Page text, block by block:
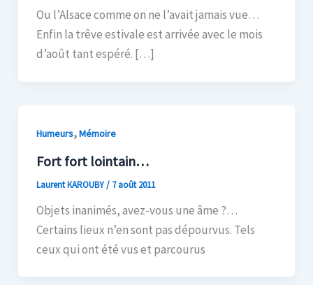
Ou l’Alsace comme on ne l’avait jamais vue…
Enfin la trêve estivale est arrivée avec le mois
d’août tant espéré. […]
Humeurs,Mémoire
Fort fort lointain…
Laurent KAROUBY/ 7 août 2011
Objets inanimés, avez-vous une âme ?…
Certains lieux n’en sont pas dépourvus. Tels
ceux qui ont été vus et parcourus